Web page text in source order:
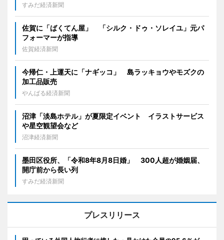
すみだ経済新聞
佐賀に「ばくてん屋」 「シルク・ドゥ・ソレイユ」元パ
フォーマーが指導
佐賀経済新聞
今帰仁・上運天に「ナギッコ」 島ラッキョウやモズクの
加工品販売
やんばる経済新聞
沼津「淡島ホテル」が夏限定イベント イラストサービス
や星空観望会など
沼津経済新聞
墨田区役所、「令和8年8月8日婚」 300人超が婚姻届、
開庁前から長い列
すみだ経済新聞
プレスリリース